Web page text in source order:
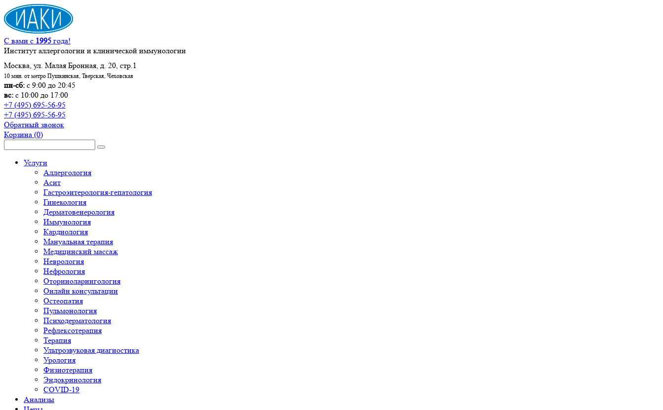
С вами с 1995 года!
Институт аллергологии и клинической иммунологии
Москва, ул. Малая Бронная, д. 20, стр.1
10 мин. от метро Пушкинская, Тверская, Чеховская
пн-сб: с 9:00 до 20:45
вс: с 10:00 до 17:00
+7 (495) 695-56-95
+7 (495) 695-56-95
Обратный звонок
Корзина (0)
Услуги
Аллергология
Асит
Гастроэнтерология-гепатология
Гинекология
Дерматовенерология
Иммунология
Кардиология
Мануальная терапия
Медицинский массаж
Неврология
Нефрология
Оториноларингология
Онлайн консультации
Остеопатия
Пульмонология
Психодерматология
Рефлексотерапия
Терапия
Ультрозвуковая диагностика
Урология
Физиотерапия
Эндокринология
COVID-19
Анализы